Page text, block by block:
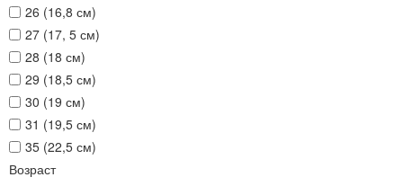
26 (16,8 см)
27 (17, 5 см)
28 (18 см)
29 (18,5 см)
30 (19 см)
31 (19,5 см)
35 (22,5 см)
Возраст